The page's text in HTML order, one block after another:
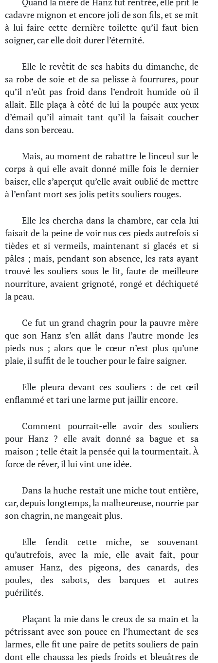
cadavre mignon et encore joli de son fils, et se mit
à lui faire cette dernière toilette qu’il faut bien
soigner, car elle doit durer l’éternité.
Elle le revêtit de ses habits du dimanche, de
sa robe de soie et de sa pelisse à fourrures, pour
qu’il n’eût pas froid dans l’endroit humide où il
allait. Elle plaça à côté de lui la poupée aux yeux
d’émail qu’il aimait tant qu’il la faisait coucher
dans son berceau.
Mais, au moment de rabattre le linceul sur le
corps à qui elle avait donné mille fois le dernier
baiser, elle s’aperçut qu’elle avait oublié de mettre
à l’enfant mort ses jolis petits souliers rouges.
Elle les chercha dans la chambre, car cela lui
faisait de la peine de voir nus ces pieds autrefois si
tièdes et si vermeils, maintenant si glacés et si
pâles ; mais, pendant son absence, les rats ayant
trouvé les souliers sous le lit, faute de meilleure
nourriture, avaient grignoté, rongé et déchiqueté
la peau.
Ce fut un grand chagrin pour la pauvre mère
que son Hanz s’en allât dans l’autre monde les
pieds nus ; alors que le cœur n’est plus qu’une
plaie, il suffit de le toucher pour le faire saigner.
Elle pleura devant ces souliers : de cet œil
enflammé et tari une larme put jaillir encore.
Comment pourrait-elle avoir des souliers
pour Hanz ? elle avait donné sa bague et sa
maison ; telle était la pensée qui la tourmentait. À
force de rêver, il lui vint une idée.
Dans la huche restait une miche tout entière,
car, depuis longtemps, la malheureuse, nourrie par
son chagrin, ne mangeait plus.
Elle fendit cette miche, se souvenant
qu’autrefois, avec la mie, elle avait fait, pour
amuser Hanz, des pigeons, des canards, des
poules, des sabots, des barques et autres
puérilités.
Plaçant la mie dans le creux de sa main et la
pétrissant avec son pouce en l’humectant de ses
larmes, elle fit une paire de petits souliers de pain
dont elle chaussa les pieds froids et bleuâtres de